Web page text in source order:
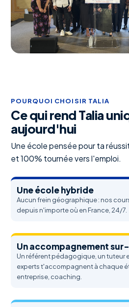
POURQUOI CHOISIR TALIA
Ce qui rend Talia
aujourd'hui
Une école pensée pour ta
et 100% tournée vers l'emploi.
Une école hybride
Aucun frein géographique : nos
depuis n'importe où en France, 24/7.
Un accompagnement
Un référent pédagogique, un tuteur
experts t'accompagnent à chaque
entreprise, coaching.